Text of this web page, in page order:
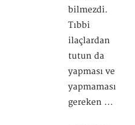
bilmezdi.
Tıbbi
ilaçlardan
tutun da
yapması ve
yapmaması
gereken ...